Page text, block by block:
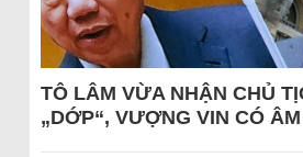
TÔ LÂM VỪA NHẬN CHỦ
„DỚP“, VƯỢNG VIN CÓ